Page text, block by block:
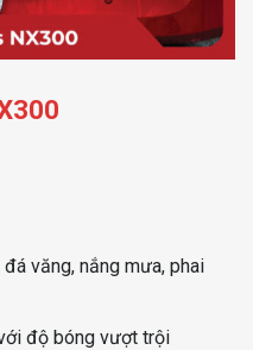
văng, nắng mưa, phai
độ bóng vượt trội